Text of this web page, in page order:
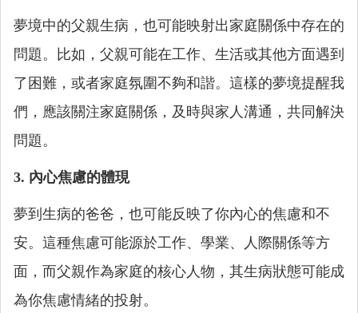
夢境中的父親生病，也可能映射出家庭關係中存在的
問題。比如，父親可能在工作、生活或其他方面遇到
了困難，或者家庭氛圍不夠和諧。這樣的夢境提醒我
們，應該關注家庭關係，及時與家人溝通，共同解決
問題。
3. 內心焦慮的體現
夢到生病的爸爸，也可能反映了你內心的焦慮和不
安。這種焦慮可能源於工作、學業、人際關係等方
面，而父親作為家庭的核心人物，其生病狀態可能成
為你焦慮情緒的投射。